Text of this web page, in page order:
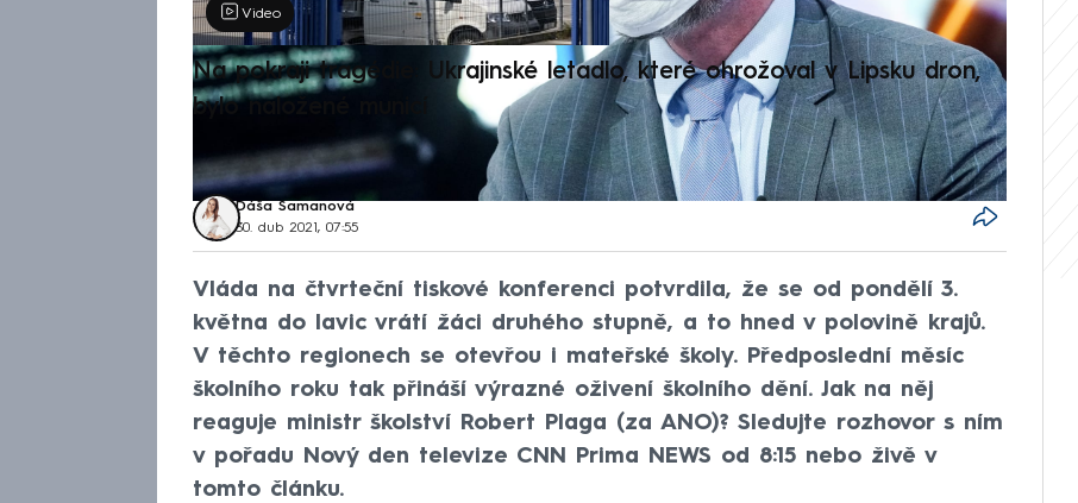
Video
Na pokraji tragédie: Ukrajinské letadlo, které ohrožoval v Lipsku dron,
bylo naložené municí
Dáša Šamanová
30. dub 2021, 07:55
Vláda na čtvrteční tiskové konferenci potvrdila, že se od pondělí 3.
května do lavic vrátí žáci druhého stupně, a to hned v polovině krajů.
V těchto regionech se otevřou i mateřské školy. Předposlední měsíc
školního roku tak přináší výrazné oživení školního dění. Jak na něj
reaguje ministr školství Robert Plaga (za ANO)? Sledujte rozhovor s ním
v pořadu Nový den televize CNN Prima NEWS od 8:15 nebo živě v
tomto článku.